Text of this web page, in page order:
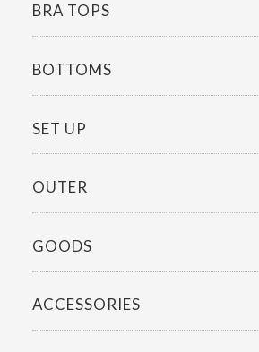
BRA TOPS
BOTTOMS
SET UP
OUTER
GOODS
ACCESSORIES